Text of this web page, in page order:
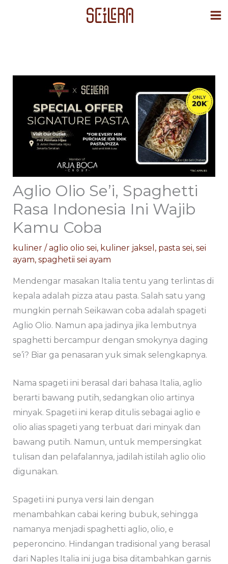
Aglio Olio Se’i, Spaghetti
Rasa Indonesia Ini Wajib
Kamu Coba
kuliner/aglio olio sei, kuliner jaksel , pasta sei, sei
ayam, spaghetii sei ayam
Mendengar masakan Italia tentu yang terlintas di
kepala adalah pizza atau pasta. Salah satu yang
mungkin pernah Seikawan coba adalah spageti
Aglio Olio. Namun apa jadinya jika lembutnya
spaghetti bercampur dengan smokynya daging
se’i? Biar ga penasaran yuk simak selengkapnya.
Nama spageti ini berasal dari bahasa Italia, aglio
berarti bawang putih, sedangkan olio artinya
minyak. Spageti ini kerap ditulis sebagai aglio e
olio alias spageti yang terbuat dari minyak dan
bawang putih. Namun, untuk mempersingkat
tulisan dan pelafalannya, jadilah istilah aglio olio
digunakan.
Spageti ini punya versi lain dengan
menambahkan cabai kering bubuk, sehingga
namanya menjadi spaghetti aglio, olio, e
peperoncino. Hindangan tradisional yang berasal
dari Naples Italia ini juga bisa ditambahkan garnis